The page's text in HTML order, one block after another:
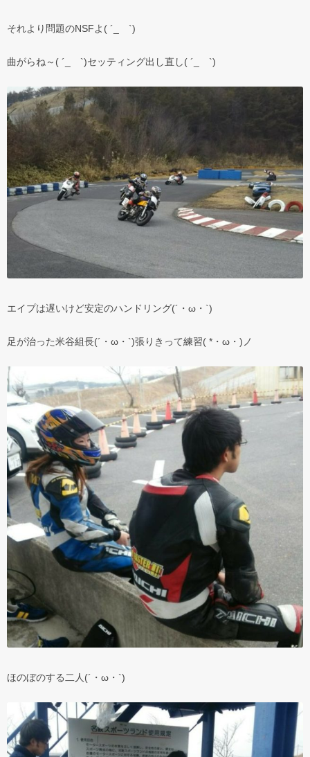
それより問題のNSFよ( ´_ゝ`)
曲がらね～( ´_ゝ`)セッティング出し直し( ´_ゝ`)
エイプは遅いけど安定のハンドリング(´・ω・`)
足が治った米谷組長(´・ω・`)張りきって練習( *・ω・)ノ
ほのぼのする二人(´・ω・`)